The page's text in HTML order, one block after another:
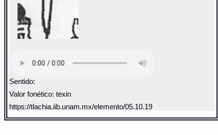
Sentido:
Valor fonético: texin
https://tlachia.iib.unam.mx/elemento/05.10.19